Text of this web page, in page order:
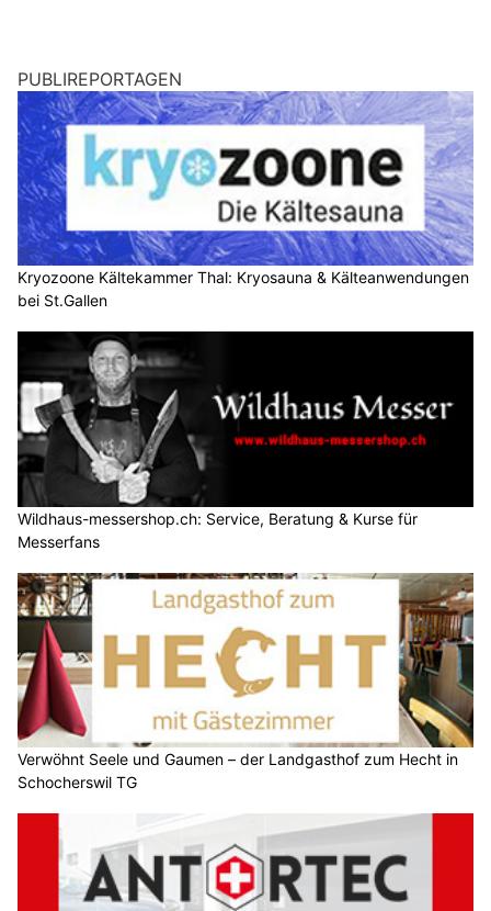
PUBLIREPORTAGEN
Kryozoone Kältekammer Thal: Kryosauna & Kälteanwendungen
bei St.Gallen
Wildhaus-messershop.ch: Service, Beratung & Kurse für
Messerfans
Verwöhnt Seele und Gaumen – der Landgasthof zum Hecht in
Schocherswil TG